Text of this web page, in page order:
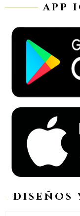
APP
DISEÑOS